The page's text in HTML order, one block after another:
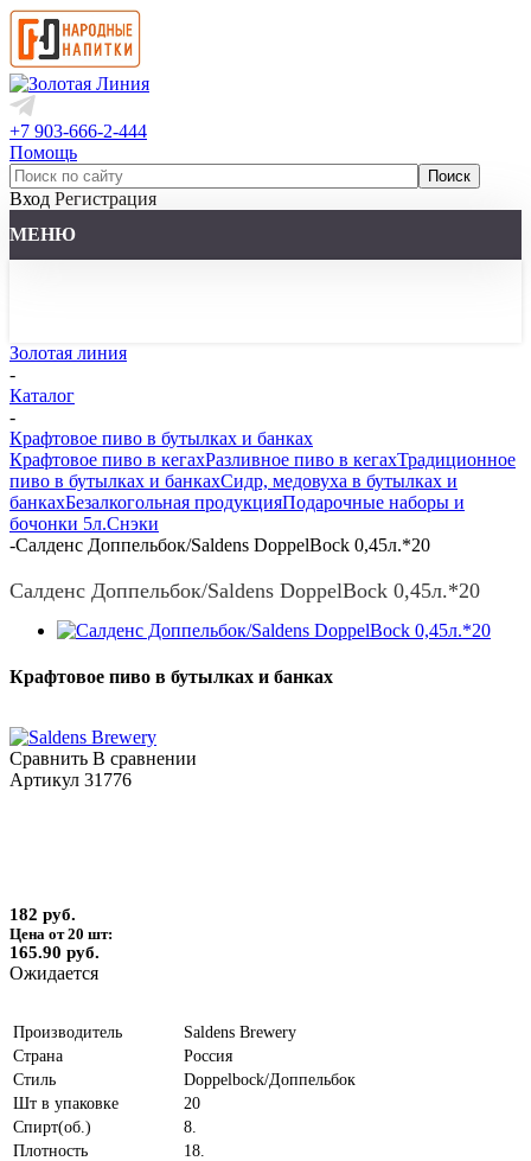
+7 903-666-2-444
Помощь
Вход Регистрация
МЕНЮ
Золотая линия
-
Каталог
-
Крафтовое пиво в бутылках и банках
Крафтовое пиво в кегахРазливное пиво в кегахТрадиционное
пиво в бутылках и банкахСидр, медовуха в бутылках и
банкахБезалкогольная продукцияПодарочные наборы и
бочонки 5л.Снэки
-Салденс Доппельбок/Saldens DoppelBock 0,45л.*20
Салденс Доппельбок/Saldens DoppelBock 0,45л.*20
Крафтовое пиво в бутылках и банках
Сравнить В сравнении
Артикул 31776
182 руб.
Цена от 20 шт:
165.90 руб.
Ожидается
Производитель
Saldens Brewery
Страна
Россия
Стиль
Doppelbock/Доппельбок
Шт в упаковке
20
Спирт(об.)
8.
Плотность
18.